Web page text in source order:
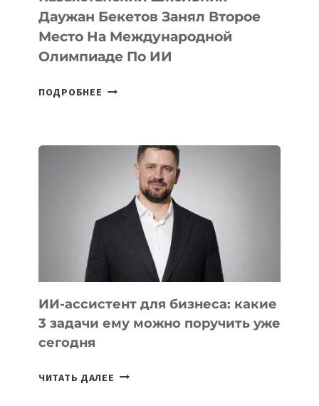
Даужан Бекетов Занял Второе
Место На Международной
Олимпиаде По ИИ
ПОДРОБНЕЕ КАЗАХСТАНСКИЙ
ВТОРОЕ
МЕСТО
НА
МЕЖДУНАРОДНОЙ
ОЛИМПИАДЕ
ИИ
ИИ-ассистент для бизнеса: какие
3 задачи ему можно поручить уже
сегодня
ЧИТАТЬ ДАЛЕЕ ИИ-